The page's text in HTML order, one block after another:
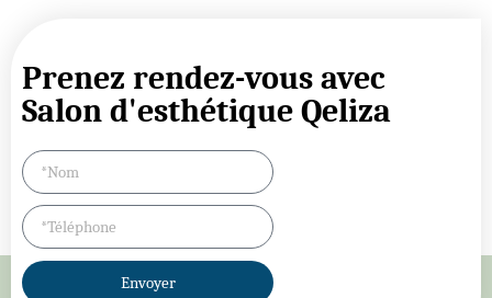
Prenez rendez-vous avec
Salon d'esthétique Qeliza
Envoyer